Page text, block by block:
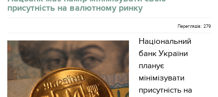
присутність на валютному ринку
Переглядів: 279
Національний
банк України
планує
мінімізувати
присутність на